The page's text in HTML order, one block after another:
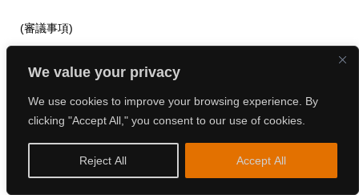
We value your privacy
We use cookies to improve your browsing experience. By
clicking "Accept All," you consent to our use of cookies.
Reject All Accept All
(審議事項)
サステナビリティ関連情報のアップデート 金融審議会「デ
ィスクロージャーワーキング・グループ」における議論の
報告
ム（SSAF）の報告